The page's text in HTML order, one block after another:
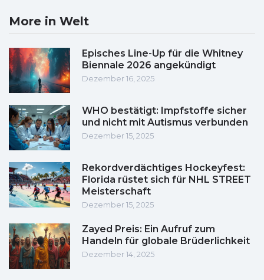
More in Welt
Episches Line-Up für die Whitney
Biennale 2026 angekündigt
Dezember 16, 2025
WHO bestätigt: Impfstoffe sicher
und nicht mit Autismus verbunden
Dezember 15, 2025
Rekordverdächtiges Hockeyfest:
Florida rüstet sich für NHL STREET
Meisterschaft
Dezember 15, 2025
Zayed Preis: Ein Aufruf zum
Handeln für globale Brüderlichkeit
Dezember 14, 2025